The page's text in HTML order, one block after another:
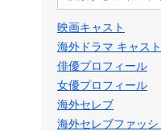
映画キャスト
海外ドラマ キャスト
俳優プロフィール
女優プロフィール
海外セレブ
海外セレブファッシ